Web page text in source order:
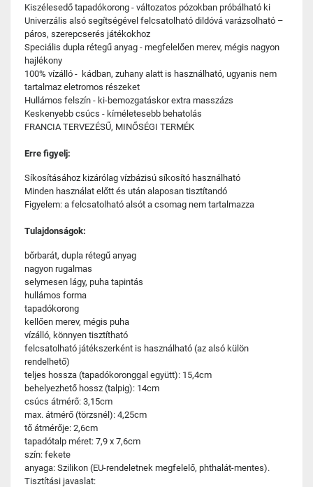
Kiszélesedő tapadókorong - változatos pózokban próbálható ki
Univerzális alsó segítségével felcsatolható dildóvá varázsolható –
páros, szerepcserés játékokhoz
Speciális dupla rétegű anyag - megfelelően merev, mégis nagyon
hajlékony
100% vízálló - kádban, zuhany alatt is használható, ugyanis nem
tartalmaz eletromos részeket
Hullámos felszín - ki-bemozgatáskor extra masszázs
Keskenyebb csúcs - kíméletesebb behatolás
FRANCIA TERVEZÉSŰ, MINŐSÉGI TERMÉK
Erre figyelj:
Síkosításához kizárólag vízbázisú síkosító használható
Minden használat előtt és után alaposan tisztítandó
Figyelem: a felcsatolható alsót a csomag nem tartalmazza
Tulajdonságok:
bőrbarát, dupla rétegű anyag
nagyon rugalmas
selymesen lágy, puha tapintás
hullámos forma
tapadókorong
kellően merev, mégis puha
vízálló, könnyen tisztítható
felcsatolható játékszerként is használható (az alsó külön
rendelhető)
teljes hossza (tapadókoronggal együtt): 15,4cm
behelyezhető hossz (talpig): 14cm
csúcs átmérő: 3,15cm
max. átmérő (törzsnél): 4,25cm
tő átmérője: 2,6cm
tapadótalp méret: 7,9 x 7,6cm
szín: fekete
anyaga: Szilikon (EU-rendeletnek megfelelő, phthalát-mentes).
Tisztítási javaslat: